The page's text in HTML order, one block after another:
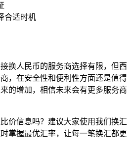
合适时机
换人民币的服务商选择有限，但西
，在安全性和便利性方面还是值得
的增加，相信未来会有更多服务商
价信息吗？建议大家使用我们换汇
掌握最优汇率，让每一笔换汇都更